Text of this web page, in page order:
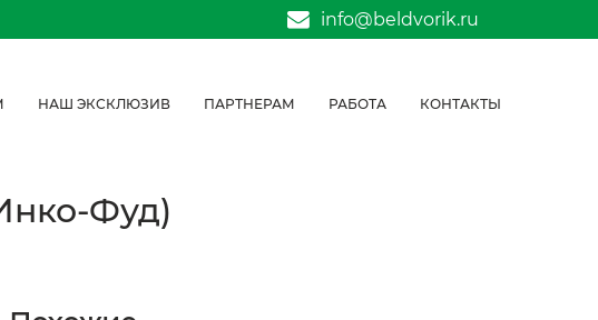
info@beldvorik.ru
НАШ ЭКСКЛЮЗИВ ПАРТНЕРАМ РАБОТА КОНТАКТЫ
Фуд)